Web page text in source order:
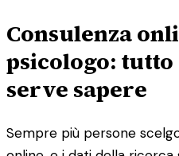
Consulenza
psicologo:
serve sapere
Sempre più persone